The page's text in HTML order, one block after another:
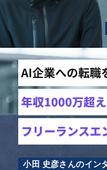
小田 史彦さんのイン